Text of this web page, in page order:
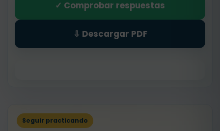
✓ Comprobar respuestas
⇩ Descargar PDF
Seguir practicando